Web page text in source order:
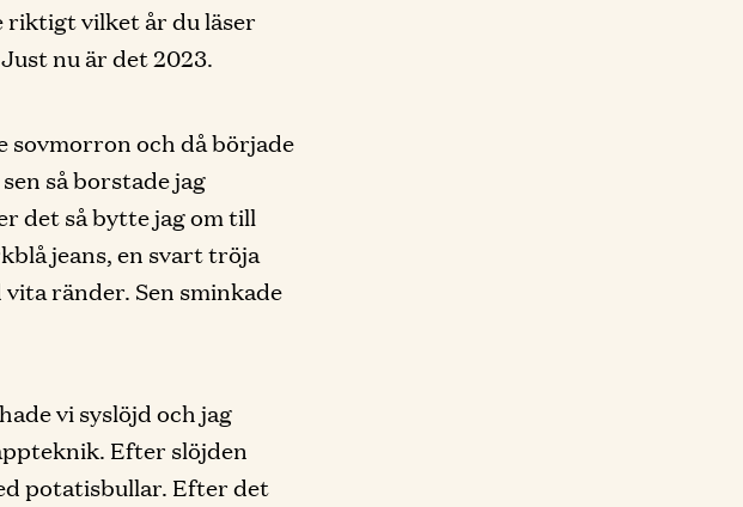
riktigt vilket år du läser
nu är det 2023.
sovmorron och då började
så borstade jag
det så bytte jag om till
jeans, en svart tröja
ränder. Sen sminkade
vi syslöjd och jag
Efter slöjden
potatisbullar. Efter det